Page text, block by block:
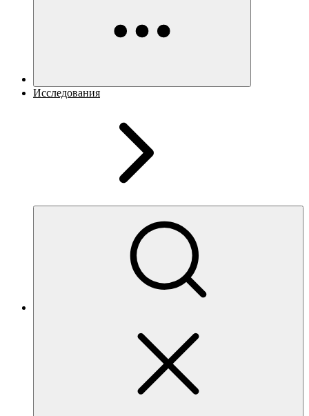
Исследования